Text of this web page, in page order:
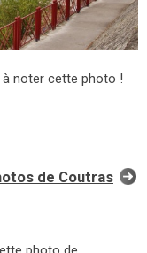
noter cette photo !
de Coutras